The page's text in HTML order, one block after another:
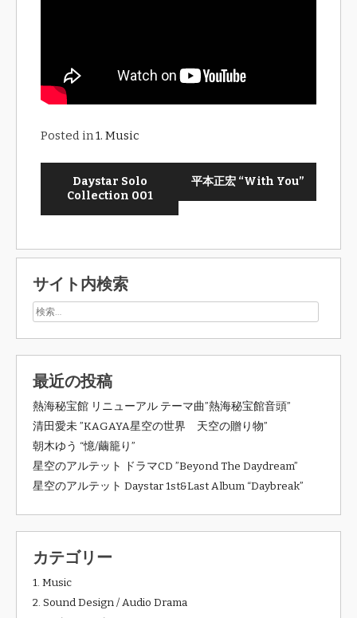
Posted in1. Music
Daystar Solo
Collection 001
平本正宏 “With You”
サイト内検索
最近の投稿
熱海秘宝館 リニューアル テーマ曲”熱海秘宝館音頭”
清田愛未 ”KAGAYA星空の世界 天空の贈り物”
朝木ゆう “憶/繭籠り”
星空のアルテット ドラマCD ”Beyond The Daydream”
星空のアルテット Daystar 1st&Last Album “Daybreak”
カテゴリー
1. Music
2. Sound Design / Audio Drama